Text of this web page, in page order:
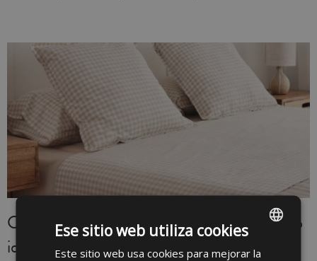
Cada cuánto se lavan las sábanas: el tiempo
ideal según uso, estación y tejido
SPANISH
Ese sitio web utiliza cookies
Este sitio web usa cookies para mejorar la